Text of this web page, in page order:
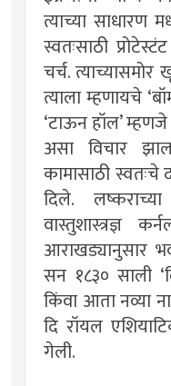
त्याच्या साधारण
स्वतःसाठी
चर्च. त्याच्यासमोर
त्याला म्हणायचे
‘टाऊन हॉल’
असा विचार
कामासाठी
दिले.
वास्तुशास्त्रज्ञ
आराखड्यानुसार
सन १८३० साली
किंवा आता नव्या
दि रॉयल
गेली.